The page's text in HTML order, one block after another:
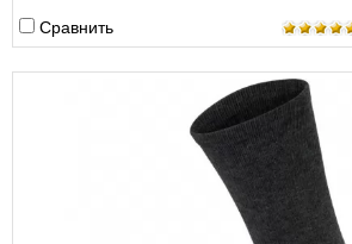
Сравнить